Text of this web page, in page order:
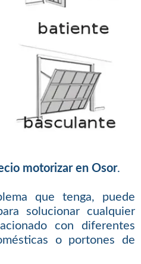
motorizar en Osor.
que tenga, puede
solucionar cualquier
con diferentes
o portones de